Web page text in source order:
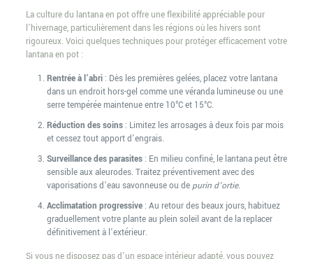
La culture du lantana en pot offre une flexibilité appréciable pour
l’hivernage, particulièrement dans les régions où les hivers sont
rigoureux. Voici quelques techniques pour protéger efficacement votre
lantana en pot :
Rentrée à l’abri: Dès les premières gelées, placez votre lantana
dans un endroit hors-gel comme une véranda lumineuse ou une
serre tempérée maintenue entre 10°C et 15°C.
Réduction des soins: Limitez les arrosages à deux fois par mois
et cessez tout apport d’engrais.
Surveillance des parasites: En milieu confiné, le lantana peut être
sensible aux aleurodes. Traitez préventivement avec des
vaporisations d’eau savonneuse ou depurin d’ortie.
Acclimatation progressive: Au retour des beaux jours, habituez
graduellement votre plante au plein soleil avant de la replacer
définitivement à l’extérieur.